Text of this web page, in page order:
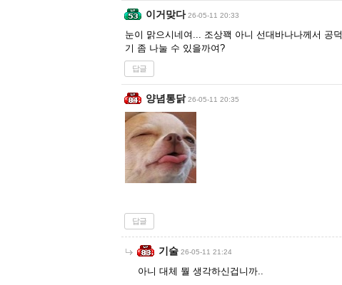
이거맞다 26-05-11 20:33
눈이 맑으시네여... 조상꽥 아니 선대바나나께서 공
기 좀 나눌 수 있을까여?
답글
양념통닭 26-05-11 20:35
답글
기술 26-05-11 21:24
아니 대체 뭘 생각하신겁니까..